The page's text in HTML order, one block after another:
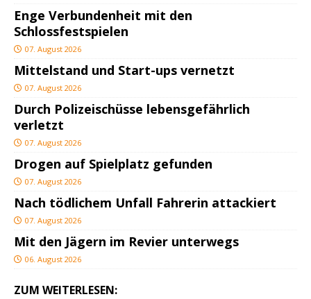
Enge Verbundenheit mit den
Schlossfestspielen
07. August 2026
Mittelstand und Start-ups vernetzt
07. August 2026
Durch Polizeischüsse lebensgefährlich
verletzt
07. August 2026
Drogen auf Spielplatz gefunden
07. August 2026
Nach tödlichem Unfall Fahrerin attackiert
07. August 2026
Mit den Jägern im Revier unterwegs
06. August 2026
ZUM WEITERLESEN: